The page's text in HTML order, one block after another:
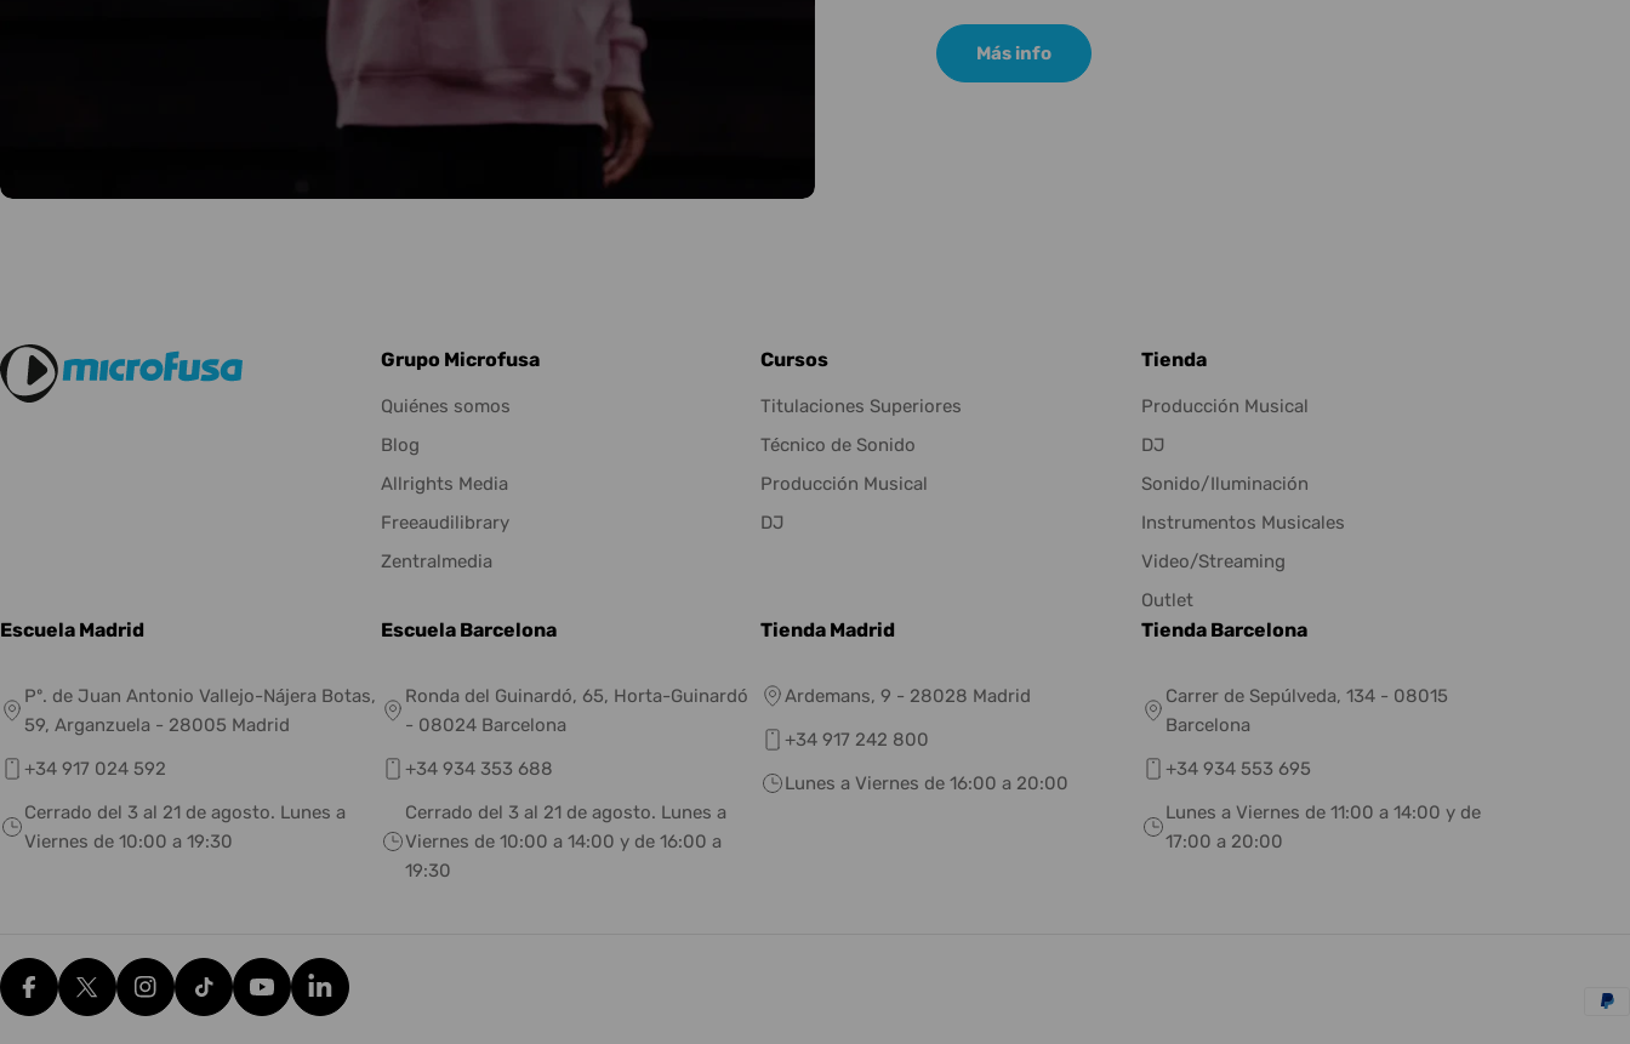
Más info
Grupo Microfusa
Quiénes somos
Blog
Allrights Media
Freeaudilibrary
Zentralmedia
Cursos
Titulaciones Superiores
Técnico de Sonido
Producción Musical
DJ
Tienda
Producción Musical
DJ
Sonido/Iluminación
Instrumentos Musicales
Video/Streaming
Outlet
Escuela Madrid
Pº. de Juan Antonio Vallejo-Nájera Botas,
59, Arganzuela - 28005 Madrid
+34 917 024 592
Cerrado del 3 al 21 de agosto. Lunes a
Viernes de 10:00 a 19:30
Escuela Barcelona
Ronda del Guinardó, 65, Horta-Guinardó
- 08024 Barcelona
+34 934 353 688
Cerrado del 3 al 21 de agosto. Lunes a
Viernes de 10:00 a 14:00 y de 16:00 a
19:30
Tienda Madrid
Ardemans, 9 - 28028 Madrid
+34 917 242 800
Lunes a Viernes de 16:00 a 20:00
Tienda Barcelona
Carrer de Sepúlveda, 134 - 08015
Barcelona
+34 934 553 695
Lunes a Viernes de 11:00 a 14:00 y de
17:00 a 20:00
FacebookX (Twitter)Instagram
tiktok YouTubeTranslation missing: es.general.social.links.linkedin